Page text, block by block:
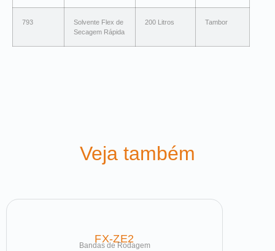
793
Solvente Flex de
Secagem Rápida
200 Litros Tambor
Veja também
FX-ZE2
Bandas de Rodagem